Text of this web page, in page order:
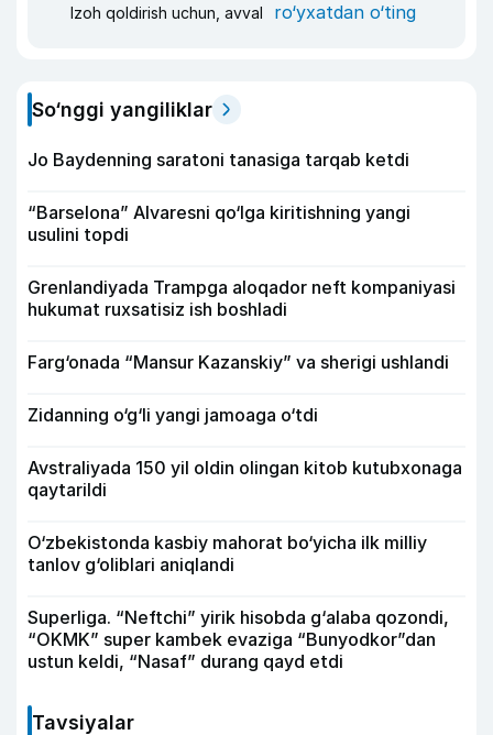
Izoh qoldirish uchun, avval ro‘yxatdan o‘ting
So‘nggi yangiliklar
Jo Baydenning saratoni tanasiga tarqab ketdi
“Barselona” Alvaresni qo‘lga kiritishning yangi
usulini topdi
Grenlandiyada Trampga aloqador neft kompaniyasi
hukumat ruxsatisiz ish boshladi
Farg‘onada “Mansur Kazanskiy” va sherigi ushlandi
Zidanning o‘g‘li yangi jamoaga o‘tdi
Avstraliyada 150 yil oldin olingan kitob kutubxonaga
qaytarildi
O‘zbekistonda kasbiy mahorat bo‘yicha ilk milliy
tanlov g‘oliblari aniqlandi
Superliga. “Neftchi” yirik hisobda g‘alaba qozondi,
“OKMK” super kambek evaziga “Bunyodkor”dan
ustun keldi, “Nasaf” durang qayd etdi
Tavsiyalar